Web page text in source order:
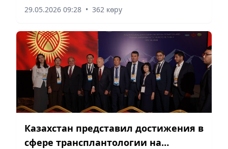
помощь, сообщает корреспондент vecher.kz.
29.05.2026 09:28 • 362 көру
Казахстан представил достижения в
сфере трансплантологии на